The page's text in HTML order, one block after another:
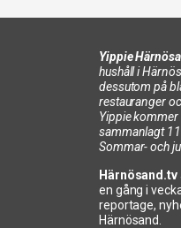
Yippie
hushåll i
dessutom på
restauranger
Yippie kommer
sammanlagt
Sommar- och
Härnösand.tv
en gång i
reportage,
Härnösand.